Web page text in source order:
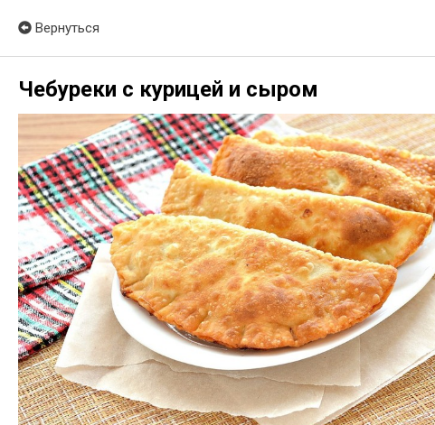
Вернуться
Чебуреки с курицей и сыром